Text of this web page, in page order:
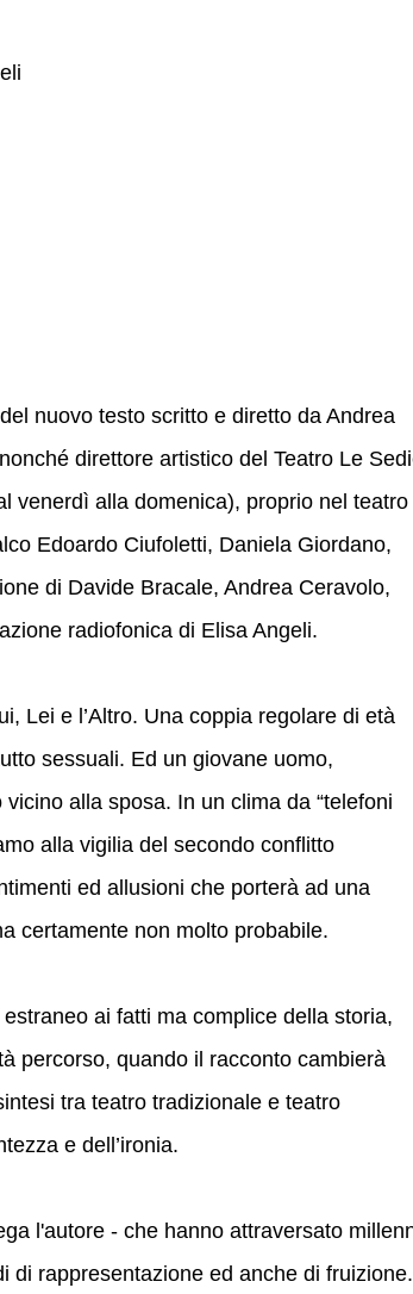
nuovo testo scritto e diretto da Andrea
direttore artistico del Teatro Le
venerdì alla domenica), proprio nel teatro
Edoardo Ciufoletti, Daniela Giordano,
di Davide Bracale, Andrea Ceravolo,
radiofonica di Elisa Angeli.
Lei e l’Altro. Una coppia regolare di età
sessuali. Ed un giovane uomo,
alla sposa. In un clima da “telefoni
alla vigilia del secondo conflitto
ed allusioni che porterà ad una
certamente non molto probabile.
ai fatti ma complice della storia,
percorso, quando il racconto cambierà
tra teatro tradizionale e teatro
e dell’ironia.
l'autore - che hanno attraversato
di rappresentazione ed anche di fruizione.